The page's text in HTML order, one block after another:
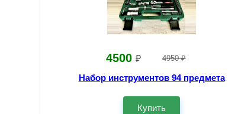
4500₽ 4950 ₽
Набор инструментов 94 предмета
Купить